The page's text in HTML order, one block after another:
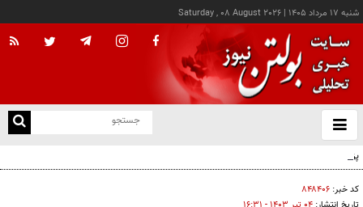
شنبه ۱۷ مرداد ۱۴۰۵ |
Saturday , 08 August 2026
باز
و
پزشکیان: خدمت بی‌منت و مشارکت مردمی، پایه حل مشکلات کشور است
کد خبر: ۸۴۸۴۰۶